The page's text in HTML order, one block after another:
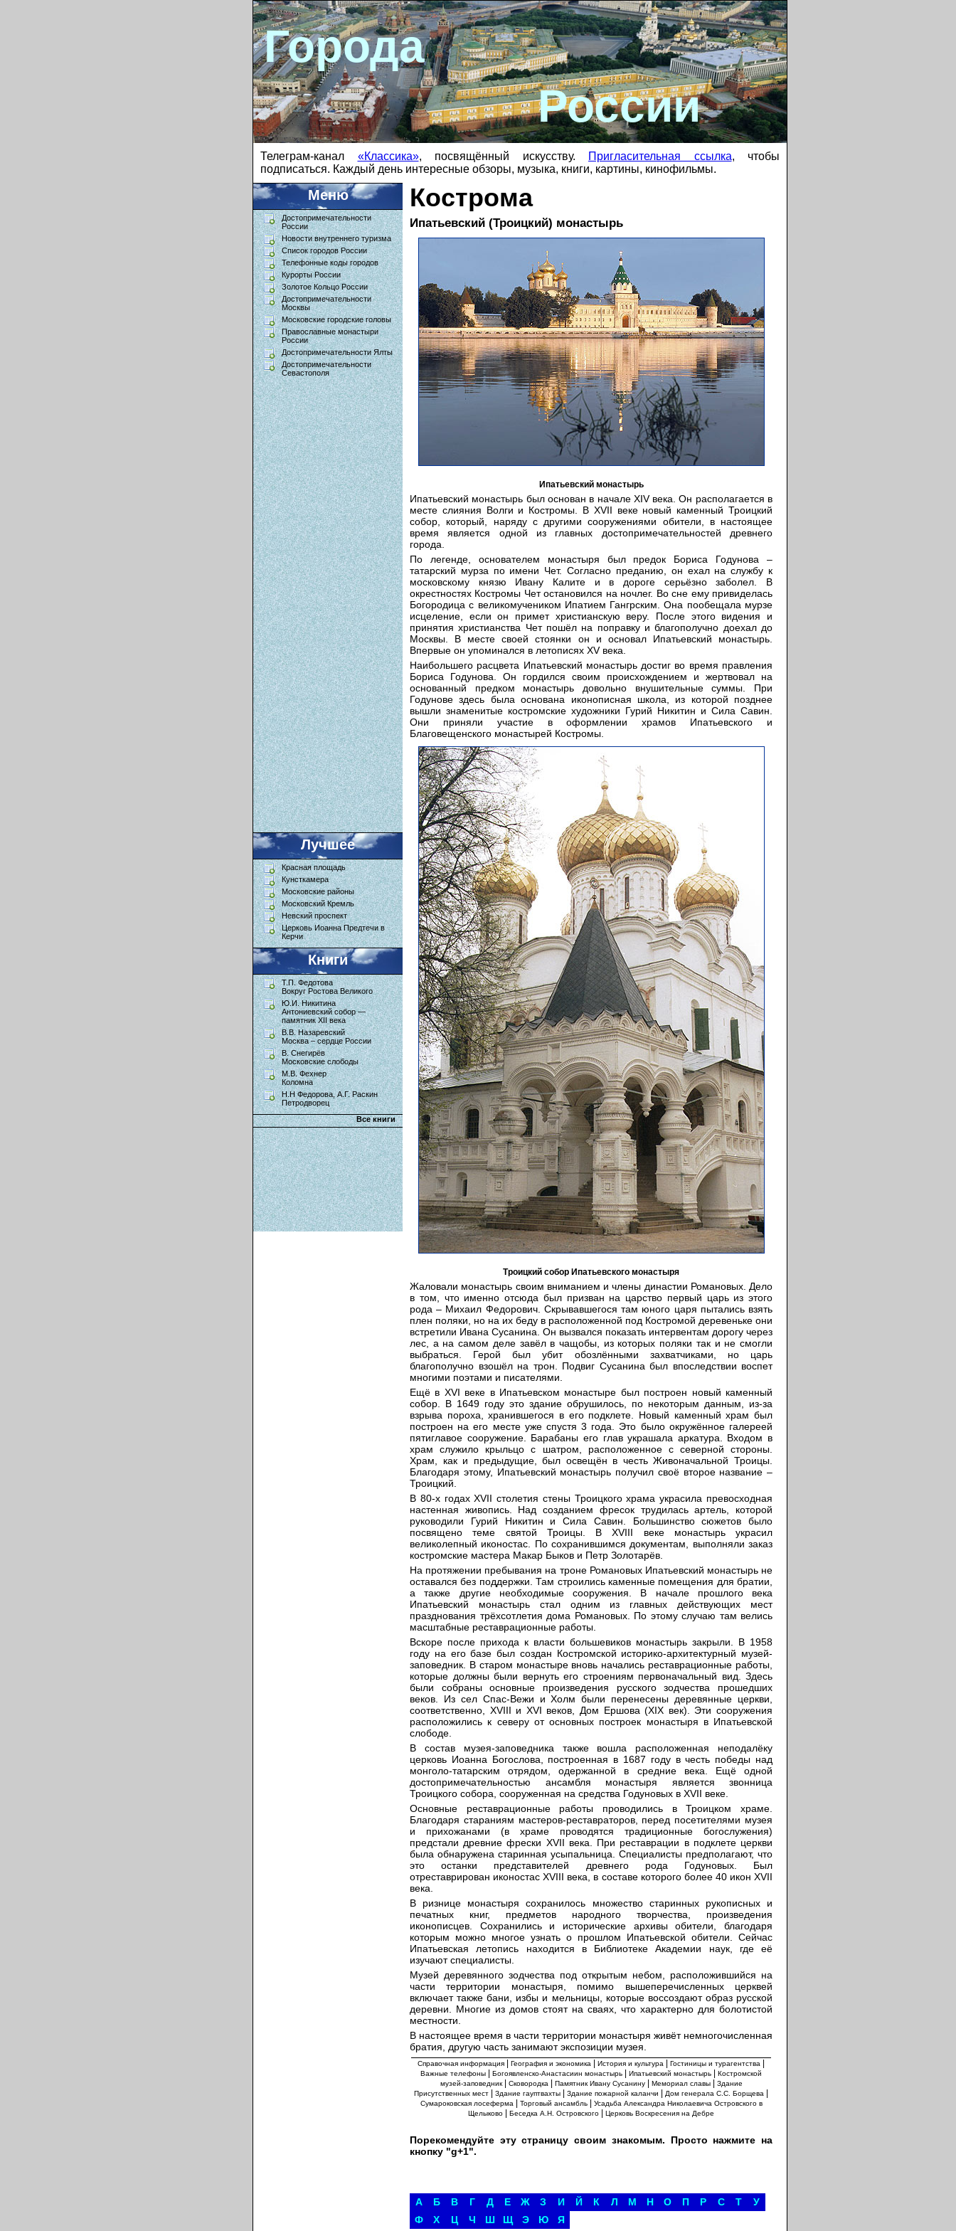
Города
России
Телеграм-канал «Классика», посвящённый искусству. Пригласительная ссылка, чтобы
подписаться. Каждый день интересные обзоры, музыка, книги, картины, кинофильмы.
Кострома
Ипатьевский (Троицкий) монастырь
Ипатьевский монастырь
Ипатьевский монастырь был основан в начале XIV века. Он располагается в
месте слияния Волги и Костромы. В XVII веке новый каменный Троицкий
собор, который, наряду с другими сооружениями обители, в настоящее
время является одной из главных достопримечательностей древнего
города.
По легенде, основателем монастыря был предок Бориса Годунова –
татарский мурза по имени Чет. Согласно преданию, он ехал на службу к
московскому князю Ивану Калите и в дороге серьёзно заболел. В
окрестностях Костромы Чет остановился на ночлег. Во сне ему привиделась
Богородица с великомучеником Ипатием Гангрским. Она пообещала мурзе
исцеление, если он примет христианскую веру. После этого видения и
принятия христианства Чет пошёл на поправку и благополучно доехал до
Москвы. В месте своей стоянки он и основал Ипатьевский монастырь.
Впервые он упоминался в летописях XV века.
Наибольшего расцвета Ипатьевский монастырь достиг во время правления
Бориса Годунова. Он гордился своим происхождением и жертвовал на
основанный предком монастырь довольно внушительные суммы. При
Годунове здесь была основана иконописная школа, из которой позднее
вышли знаменитые костромские художники Гурий Никитин и Сила Савин.
Они приняли участие в оформлении храмов Ипатьевского и
Благовещенского монастырей Костромы.
Троицкий собор Ипатьевского монастыря
Жаловали монастырь своим вниманием и члены династии Романовых. Дело
в том, что именно отсюда был призван на царство первый царь из этого
рода – Михаил Федорович. Скрывавшегося там юного царя пытались взять
плен поляки, но на их беду в расположенной под Костромой деревеньке они
встретили Ивана Сусанина. Он вызвался показать интервентам дорогу через
лес, а на самом деле завёл в чащобы, из которых поляки так и не смогли
выбраться. Герой был убит обозлёнными захватчиками, но царь
благополучно взошёл на трон. Подвиг Сусанина был впоследствии воспет
многими поэтами и писателями.
Ещё в XVI веке в Ипатьевском монастыре был построен новый каменный
собор. В 1649 году это здание обрушилось, по некоторым данным, из-за
взрыва пороха, хранившегося в его подклете. Новый каменный храм был
построен на его месте уже спустя 3 года. Это было окружённое галереей
пятиглавое сооружение. Барабаны его глав украшала аркатура. Входом в
храм служило крыльцо с шатром, расположенное с северной стороны.
Храм, как и предыдущие, был освещён в честь Живоначальной Троицы.
Благодаря этому, Ипатьевский монастырь получил своё второе название –
Троицкий.
В 80-х годах XVII столетия стены Троицкого храма украсила превосходная
настенная живопись. Над созданием фресок трудилась артель, которой
руководили Гурий Никитин и Сила Савин. Большинство сюжетов было
посвящено теме святой Троицы. В XVIII веке монастырь украсил
великолепный иконостас. По сохранившимся документам, выполняли заказ
костромские мастера Макар Быков и Петр Золотарёв.
На протяжении пребывания на троне Романовых Ипатьевский монастырь не
оставался без поддержки. Там строились каменные помещения для братии,
а также другие необходимые сооружения. В начале прошлого века
Ипатьевский монастырь стал одним из главных действующих мест
празднования трёхсотлетия дома Романовых. По этому случаю там велись
масштабные реставрационные работы.
Вскоре после прихода к власти большевиков монастырь закрыли. В 1958
году на его базе был создан Костромской историко-архитектурный музей-
заповедник. В старом монастыре вновь начались реставрационные работы,
которые должны были вернуть его строениям первоначальный вид. Здесь
были собраны основные произведения русского зодчества прошедших
веков. Из сел Спас-Вежи и Холм были перенесены деревянные церкви,
соответственно, XVIII и XVI веков, Дом Ершова (XIX век). Эти сооружения
расположились к северу от основных построек монастыря в Ипатьевской
слободе.
В состав музея-заповедника также вошла расположенная неподалёку
церковь Иоанна Богослова, построенная в 1687 году в честь победы над
монголо-татарским отрядом, одержанной в средние века. Ещё одной
достопримечательностью ансамбля монастыря является звонница
Троицкого собора, сооруженная на средства Годуновых в XVII веке.
Основные реставрационные работы проводились в Троицком храме.
Благодаря стараниям мастеров-реставраторов, перед посетителями музея
и прихожанами (в храме проводятся традиционные богослужения)
предстали древние фрески XVII века. При реставрации в подклете церкви
была обнаружена старинная усыпальница. Специалисты предполагают, что
это останки представителей древнего рода Годуновых. Был
отреставрирован иконостас XVIII века, в составе которого более 40 икон XVII
века.
В ризнице монастыря сохранилось множество старинных рукописных и
печатных книг, предметов народного творчества, произведения
иконописцев. Сохранились и исторические архивы обители, благодаря
которым можно многое узнать о прошлом Ипатьевской обители. Сейчас
Ипатьевская летопись находится в Библиотеке Академии наук, где её
изучают специалисты.
Музей деревянного зодчества под открытым небом, расположившийся на
части территории монастыря, помимо вышеперечисленных церквей
включает также бани, избы и мельницы, которые воссоздают образ русской
деревни. Многие из домов стоят на сваях, что характерно для болотистой
местности.
В настоящее время в части территории монастыря живёт немногочисленная
братия, другую часть занимают экспозиции музея.
Справочная информация География и экономика История и культура Гостиницы и турагентства
Важные телефоны Богоявленско-Анастасиин монастырь Ипатьевский монастырь
Костромской
музей-заповедник| Сковородка| Памятник Ивану Сусанину| Мемориал славы|
Здание
Присутственных мест
Здание гауптвахты Здание пожарной каланчи Дом генерала С.С. Борщева
Сумароковская лосеферма| Торговый ансамбль|
Усадьба Александра Николаевича Островского в
Щелыково
Беседка А.Н. Островского Церковь Воскресения на Дебре
Порекомендуйте эту страницу своим знакомым. Просто нажмите на
кнопку "g+1".
А Б В Г Д Е Ж З И Й К Л М Н О П Р С Т
У
Ф
Х Ц Ч Ш Щ Э Ю Я
Меню
Достопримечательности
России
Новости внутреннего туризма
Список городов России
Телефонные коды городов
Курорты России
Золотое Кольцо России
Достопримечательности
Москвы
Московские городские головы
Православные монастыри
России
Достопримечательности Ялты
Достопримечательности
Севастополя
Лучшее
Красная площадь
Кунсткамера
Московские районы
Московский Кремль
Невский проспект
Церковь Иоанна Предтечи в
Керчи
Книги
Т.П. Федотова
Вокруг Ростова Великого
Ю.И. Никитина
Антониевский собор —
памятник XII века
В.В. Назаревский
Москва – сердце России
В. Снегирёв
Московские слободы
М.В. Фехнер
Коломна
Н.Н Федорова, А.Г. Раскин
Петродворец
Все книги